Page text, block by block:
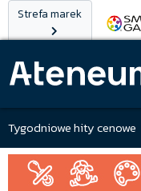
Strefa marek
Tygodniowe hity cenowe